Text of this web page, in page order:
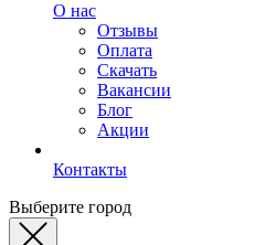
О нас
Отзывы
Оплата
Скачать
Вакансии
Блог
Акции
Контакты
Выберите город